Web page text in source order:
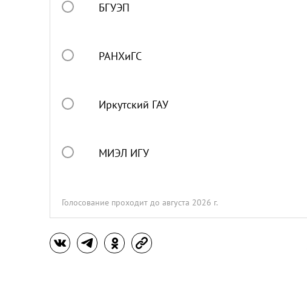
БГУЭП
РАНХиГС
Иркутский ГАУ
МИЭЛ ИГУ
Голосование проходит до августа 2026 г.